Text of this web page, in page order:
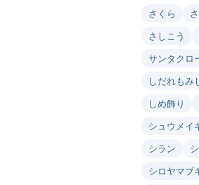
さくら
さしこう
サンタクロ
しだれもみ
しめ飾り
シュウメイ
シラン
シロヤマブ